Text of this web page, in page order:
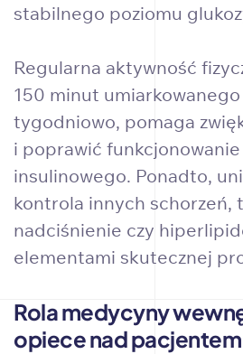
stabilnego poziomu
Regularna aktywność
150 minut umiarkowanego
tygodniowo, pomaga
i poprawić funkcjonowanie
insulinowego. Ponadto,
kontrola innych schorzeń,
nadciśnienie czy
elementami skutecznej
Rola medycyny
opiece nad